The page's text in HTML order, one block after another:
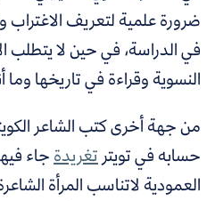
ضرورة علمية لتعريف
في الدراسة، في حين لا يتطلب
النسوية وقراءة في تاريخها وما
من جهة أخرى كتب الشاعر
حسابه في تويترتغريدةجاء
العمودية لاتناسب المرأة